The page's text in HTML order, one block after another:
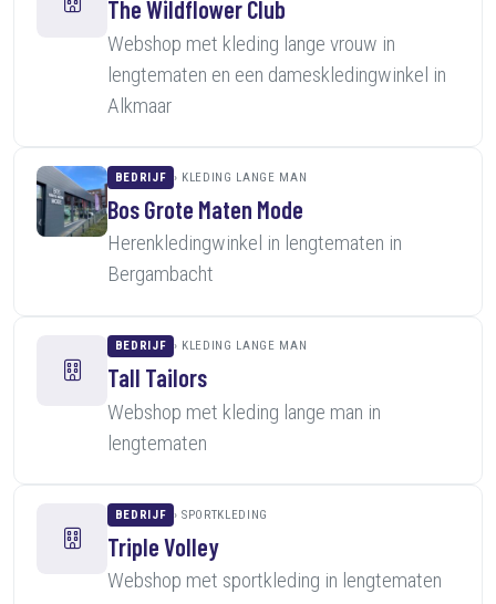
The Wildflower Club
Webshop met kleding lange vrouw in
lengtematen en een dameskledingwinkel in
Alkmaar
BEDRIJF KLEDING LANGE MAN
Bos Grote Maten Mode
Herenkledingwinkel in lengtematen in
Bergambacht
BEDRIJF KLEDING LANGE MAN
Tall Tailors
Webshop met kleding lange man in
lengtematen
BEDRIJF SPORTKLEDING
Triple Volley
Webshop met sportkleding in lengtematen